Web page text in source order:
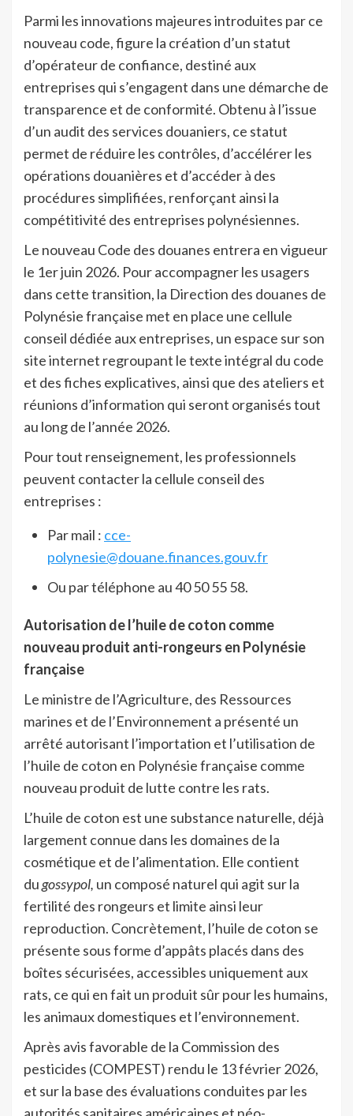
Parmi les innovations majeures introduites par ce
nouveau code, figure la création d’un statut
d’opérateur de confiance, destiné aux
entreprises qui s’engagent dans une démarche de
transparence et de conformité. Obtenu à l’issue
d’un audit des services douaniers, ce statut
permet de réduire les contrôles, d’accélérer les
opérations douanières et d’accéder à des
procédures simplifiées, renforçant ainsi la
compétitivité des entreprises polynésiennes.
Le nouveau Code des douanes entrera en vigueur
le 1er juin 2026. Pour accompagner les usagers
dans cette transition, la Direction des douanes de
Polynésie française met en place une cellule
conseil dédiée aux entreprises, un espace sur son
site internet regroupant le texte intégral du code
et des fiches explicatives, ainsi que des ateliers et
réunions d’information qui seront organisés tout
au long de l’année 2026.
Pour tout renseignement, les professionnels
peuvent contacter la cellule conseil des
entreprises :
Par mail : cce-
polynesie@douane.finances.gouv.fr
Ou par téléphone au 40 50 55 58.
Autorisation de l’huile de coton comme
nouveau produit anti-rongeurs en Polynésie
française
Le ministre de l’Agriculture, des Ressources
marines et de l’Environnement a présenté un
arrêté autorisant l’importation et l’utilisation de
l’huile de coton en Polynésie française comme
nouveau produit de lutte contre les rats.
L’huile de coton est une substance naturelle, déjà
largement connue dans les domaines de la
cosmétique et de l’alimentation. Elle contient
dugossypol, un composé naturel qui agit sur la
fertilité des rongeurs et limite ainsi leur
reproduction. Concrètement, l’huile de coton se
présente sous forme d’appâts placés dans des
boîtes sécurisées, accessibles uniquement aux
rats, ce qui en fait un produit sûr pour les humains,
les animaux domestiques et l’environnement.
Après avis favorable de la Commission des
pesticides (COMPEST) rendu le 13 février 2026,
et sur la base des évaluations conduites par les